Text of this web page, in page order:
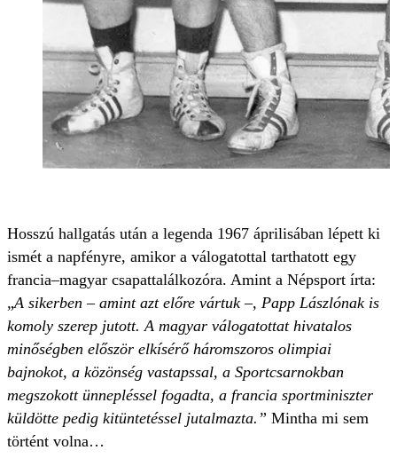
Hosszú hallgatás után a legenda 1967 áprilisában lépett ki
ismét a napfényre, amikor a válogatottal tarthatott egy
francia–magyar csapattalálkozóra. Amint a Népsport írta:
„A sikerben – amint azt előre vártuk –, Papp Lászlónak is
komoly szerep jutott. A magyar válogatottat hivatalos
minőségben először elkísérő háromszoros olimpiai
bajnokot, a közönség vastapssal, a Sportcsarnokban
megszokott ünnepléssel fogadta, a francia sportminiszter
küldötte pedig kitüntetéssel jutalmazta.” Mintha mi sem
történt volna…